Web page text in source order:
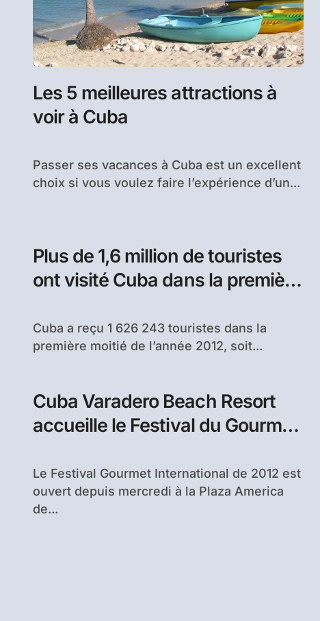
Les 5 meilleures attractions à
voir à Cuba
Passer ses vacances à Cuba est un excellent
choix si vous voulez faire l’expérience d’un...
Plus de 1,6 million de touristes
ont visité Cuba dans la première
Cuba a reçu 1 626 243 touristes dans la
première moitié de l’année 2012, soit...
Cuba Varadero Beach Resort
accueille le Festival du Gourmet
Le Festival Gourmet International de 2012 est
ouvert depuis mercredi à la Plaza America
de...